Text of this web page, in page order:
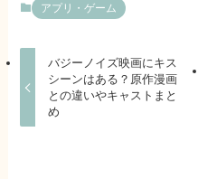
アプリ・ゲーム
バジーノイズ映画にキス
シーンはある？原作漫画
との違いやキャストまと
め